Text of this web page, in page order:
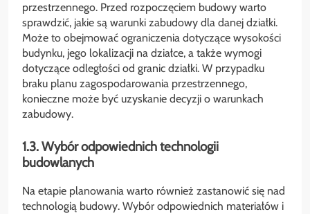
przestrzennego. Przed rozpoczęciem budowy warto
sprawdzić, jakie są warunki zabudowy dla danej działki.
Może to obejmować ograniczenia dotyczące wysokości
budynku, jego lokalizacji na działce, a także wymogi
dotyczące odległości od granic działki. W przypadku
braku planu zagospodarowania przestrzennego,
konieczne może być uzyskanie decyzji o warunkach
zabudowy.
1.3. Wybór odpowiednich technologii
budowlanych
Na etapie planowania warto również zastanowić się nad
technologią budowy. Wybór odpowiednich materiałów i